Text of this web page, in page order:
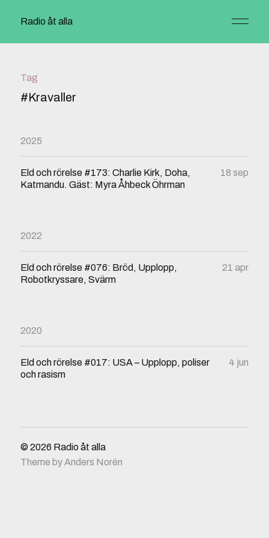
Radio åt alla
Tag
#Kravaller
2025
Eld och rörelse #173: Charlie Kirk, Doha,
Katmandu. Gäst: Myra Åhbeck Öhrman
18 sep
2022
Eld och rörelse #076: Bröd, Upplopp,
Robotkryssare, Svärm
21 apr
2020
Eld och rörelse #017: USA – Upplopp, poliser
och rasism
4 jun
© 2026 Radio åt alla
Theme byAnders Norén